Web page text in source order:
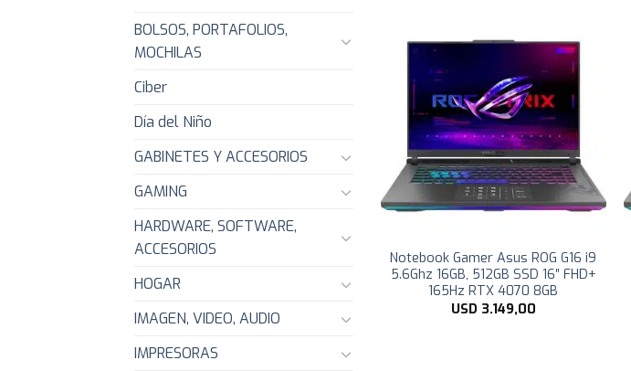
BOLSOS, PORTAFOLIOS,
MOCHILAS
Ciber
Día del Niño
GABINETES Y ACCESORIOS
GAMING
HARDWARE, SOFTWARE,
ACCESORIOS
HOGAR
IMAGEN, VIDEO, AUDIO
IMPRESORAS
Notebook Gamer Asus ROG G16 i9
5.6Ghz 16GB, 512GB SSD 16″ FHD+
165Hz RTX 4070 8GB
USD 3.149,00